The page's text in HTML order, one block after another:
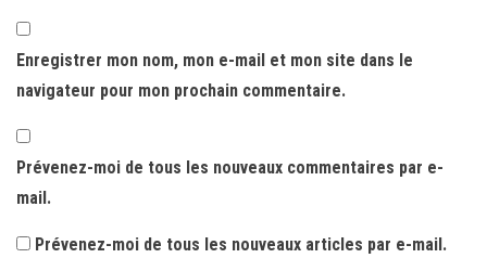
Enregistrer mon nom, mon e-mail et mon site dans le
navigateur pour mon prochain commentaire.
Prévenez-moi de tous les nouveaux commentaires par e-
mail.
Prévenez-moi de tous les nouveaux articles par e-mail.